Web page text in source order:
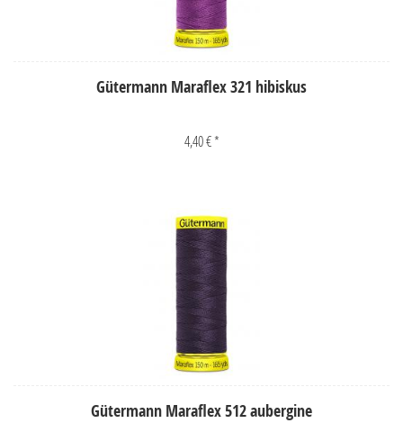
Gütermann Maraflex 321 hibiskus
4,40 € *
Gütermann Maraflex 512 aubergine